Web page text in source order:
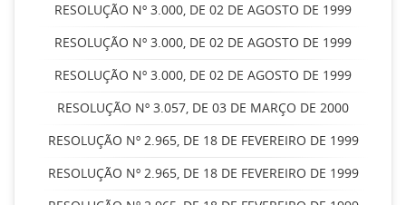
RESOLUÇÃO Nº 3.000, DE 02 DE AGOSTO DE 1999
RESOLUÇÃO Nº 3.000, DE 02 DE AGOSTO DE 1999
RESOLUÇÃO Nº 3.000, DE 02 DE AGOSTO DE 1999
RESOLUÇÃO Nº 3.057, DE 03 DE MARÇO DE 2000
RESOLUÇÃO Nº 2.965, DE 18 DE FEVEREIRO DE 1999
RESOLUÇÃO Nº 2.965, DE 18 DE FEVEREIRO DE 1999